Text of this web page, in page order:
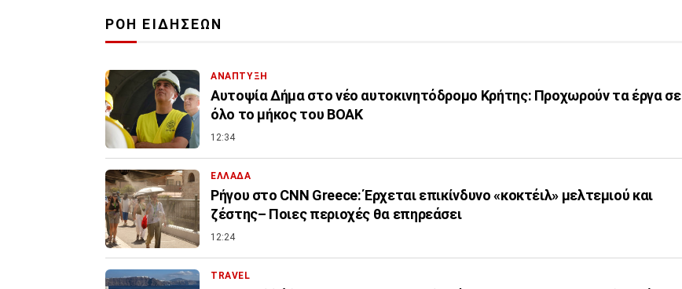
ΡΟΗ ΕΙΔΗΣΕΩΝ
ΑΝΑΠΤΥΞΗ
Αυτοψία Δήμα στο νέο αυτοκινητόδρομο Κρήτης: Προχωρούν τα έργα σε
όλο το μήκος του ΒΟΑΚ
12:34
ΕΛΛΑΔΑ
Ρήγου στο CNN Greece: Έρχεται επικίνδυνο «κοκτέιλ» μελτεμιού και
ζέστης– Ποιες περιοχές θα επηρεάσει
12:24
TRAVEL